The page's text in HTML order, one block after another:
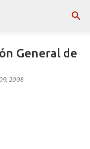
General de
2008